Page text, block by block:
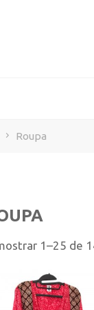
HomeRoupa
1–25 de